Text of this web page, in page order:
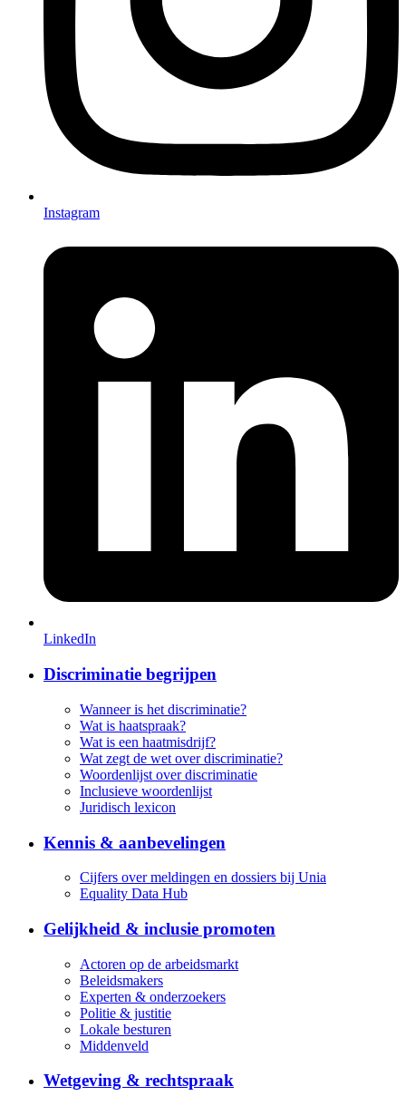
Instagram
LinkedIn
Discriminatie begrijpen
Wanneer is het discriminatie?
Wat is haatspraak?
Wat is een haatmisdrijf?
Wat zegt de wet over discriminatie?
Woordenlijst over discriminatie
Inclusieve woordenlijst
Juridisch lexicon
Kennis & aanbevelingen
Cijfers over meldingen en dossiers bij Unia
Equality Data Hub
Gelijkheid & inclusie promoten
Actoren op de arbeidsmarkt
Beleidsmakers
Experten & onderzoekers
Politie & justitie
Lokale besturen
Middenveld
Wetgeving & rechtspraak